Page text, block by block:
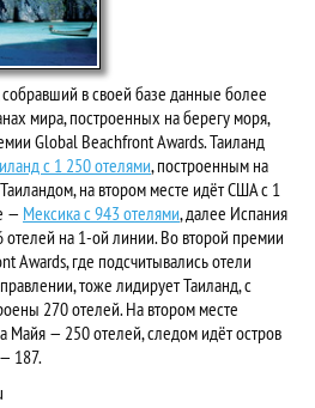
в своей базе данные более
мира, построенных на берегу моря,
Global Beachfront Awards. Таиланд
с 1 250 отелями, построенным на
на втором месте идёт США с 1
— Мексика с 943 отелями, далее Испания
на 1-ой линии. Во второй премии
Awards, где подсчитывались отели
тоже лидирует Таиланд, с
270 отелей. На втором месте
Майя — 250 отелей, следом идёт остров
187.